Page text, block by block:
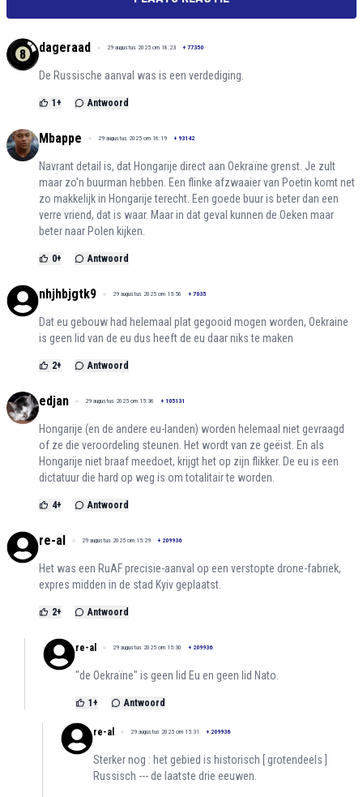
dageraad 29 augustus 2025 om 18:23 + 77350
De Russische aanval was is een verdediging.
1 + Antwoord
Mbappe 29 augustus 2025 om 16:19 + 93142
Navrant detail is, dat Hongarije direct aan Oekraïne grenst. Je zult
maar zo'n buurman hebben. Een flinke afzwaaier van Poetin komt net
zo makkelijk in Hongarije terecht. Een goede buur is beter dan een
verre vriend, dat is waar. Maar in dat geval kunnen de Oeken maar
beter naar Polen kijken.
0+ Antwoord
nhjhbjgtk9 29 augustus 2025 om 15:56 + 7035
Dat eu gebouw had helemaal plat gegooid mogen worden, Oekraine
is geen lid van de eu dus heeft de eu daar niks te maken
2+ Antwoord
edjan 29 augustus 2025 om 15:36 + 105131
Hongarije (en de andere eu-landen) worden helemaal niet gevraagd
of ze die veroordeling steunen. Het wordt van ze geëist. En als
Hongarije niet braaf meedoet, krijgt het op zijn flikker. De eu is een
dictatuur die hard op weg is om totalitair te worden.
4+ Antwoord
re-al 29 augustus 2025 om 15:29 + 209936
Het was een RuAF precisie-aanval op een verstopte drone-fabriek,
expres midden in de stad Kyiv geplaatst.
2+ Antwoord
re-al 29 augustus 2025 om 15:30 + 209936
"de Oekraïne" is geen lid Eu en geen lid Nato.
1 + Antwoord
re-al 29 augustus 2025 om 15:31 + 209936
Sterker nog : het gebied is historisch [ grotendeels ]
Russisch --- de laatste drie eeuwen.